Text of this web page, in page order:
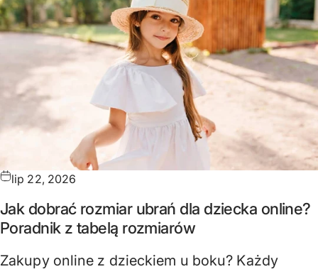
lip 22, 2026
Jak dobrać rozmiar ubrań dla dziecka online?
Poradnik z tabelą rozmiarów
Zakupy online z dzieckiem u boku? Każdy